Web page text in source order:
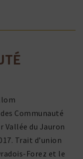
Communauté
Vallée du Jauron
Trait d’union
Forez et le